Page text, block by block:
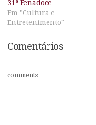
31ª Fenadoce
Em "Cultura e
Entretenimento"
Comentários
comments